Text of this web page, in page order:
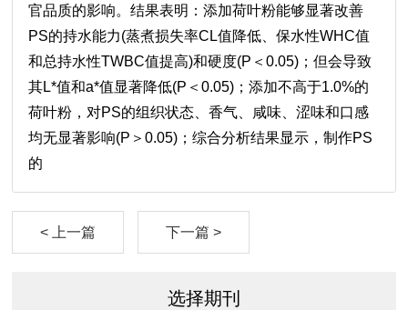
官品质的影响。结果表明：添加荷叶粉能够显著改善
PS的持水能力(蒸煮损失率CL值降低、保水性WHC值
和总持水性TWBC值提高)和硬度(P＜0.05)；但会导致
其L*值和a*值显著降低(P＜0.05)；添加不高于1.0%的
荷叶粉，对PS的组织状态、香气、咸味、涩味和口感
均无显著影响(P＞0.05)；综合分析结果显示，制作PS
的
< 上一篇 下一篇 >
选择期刊